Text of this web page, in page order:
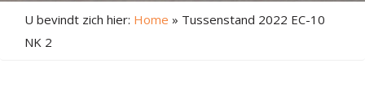
U bevindt zich hier: Home » Tussenstand 2022 EC-10
NK 2